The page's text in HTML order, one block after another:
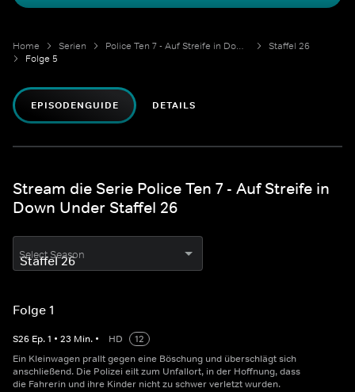
Home Serien Police Ten 7 - Auf Streife in Down Under
Staffel 26
Folge 5
EPISODENGUIDE DETAILS
Stream die Serie Police Ten 7 - Auf Streife in
Down Under Staffel 26
Select Season
Folge 1
S26 Ep.1 • 23 Min. • HD
12
Ein Kleinwagen prallt gegen eine Böschung und überschlägt sich
anschließend. Die Polizei eilt zum Unfallort, in der Hoffnung, dass
die Fahrerin und ihre Kinder nicht zu schwer verletzt wurden.